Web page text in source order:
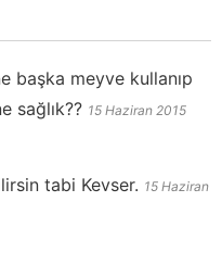
başka meyve kullanıp
sağlık?? 15 Haziran 2015
tabi Kevser. 15 Haziran